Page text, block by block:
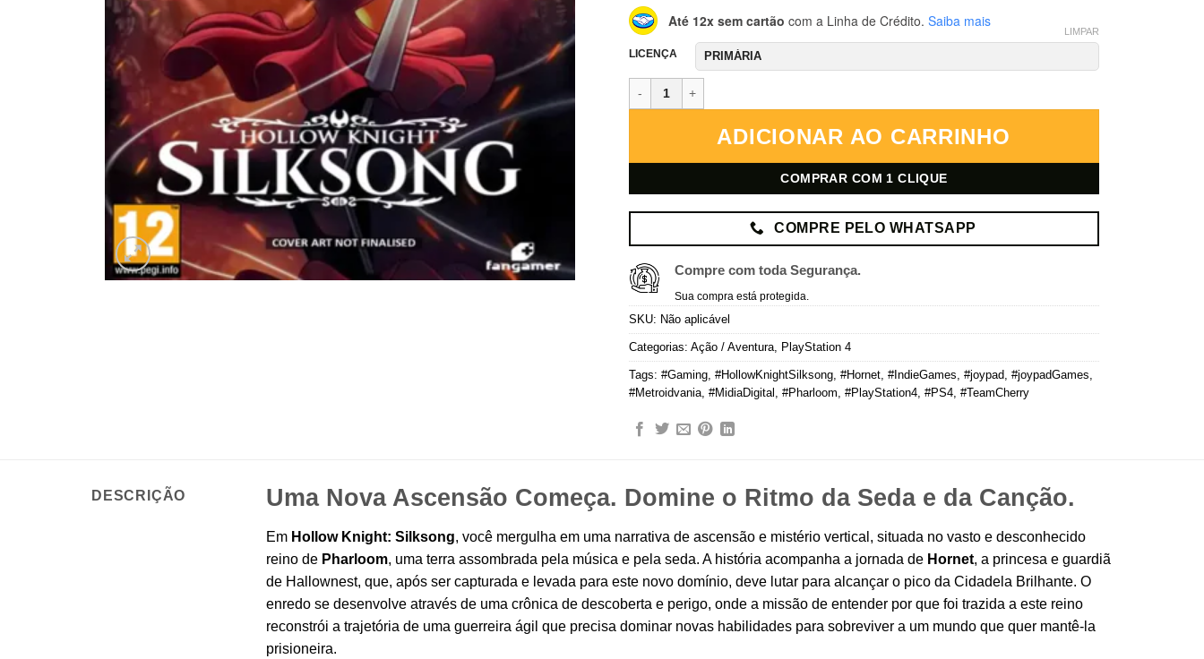
Até 12x sem cartão com a Linha de Crédito. Saiba mais
LICENÇA
LIMPAR
Hollow Knight: Silksong – PlayStation 4 – Mídia Digital quantidade
ADICIONAR AO CARRINHO
COMPRAR COM 1 CLIQUE
COMPRE PELO WHATSAPP
Compre com toda Segurança.
Sua compra está protegida.
SKU: Não aplicável
Categorias: Ação / Aventura PlayStation 4
Tags: #Gaming #HollowKnightSilksong #Hornet #IndieGames #joypad #joypadGames
#Metroidvania #MidiaDigital #Pharloom #PlayStation4 #PS4 #TeamCherry
DESCRIÇÃO Uma Nova Ascensão Começa. Domine o Ritmo da Seda e da Canção.
Em Hollow Knight: Silksong, você mergulha em uma narrativa de ascensão e mistério vertical, situada no vasto e desconhecido
reino de Pharloom, uma terra assombrada pela música e pela seda. A história acompanha a jornada de Hornet, a princesa e guardiã
de Hallownest, que, após ser capturada e levada para este novo domínio, deve lutar para alcançar o pico da Cidadela Brilhante. O
enredo se desenvolve através de uma crônica de descoberta e perigo, onde a missão de entender por que foi trazida a este reino
reconstrói a trajetória de uma guerreira ágil que precisa dominar novas habilidades para sobreviver a um mundo que quer mantê-la
prisioneira.